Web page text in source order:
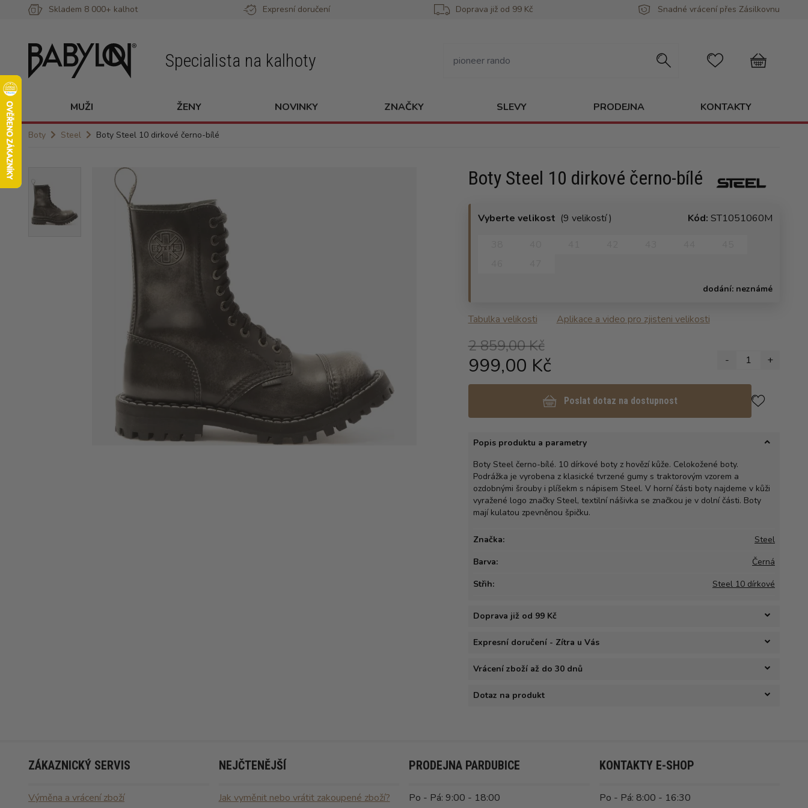
Skladem 8 000+ kalhot Expresní doručení Doprava již od 99 Kč Snadné vrácení přes Zásilkovnu
Specialista na kalhoty
MUŽI ŽENY NOVINKY ZNAČKY SLEVY PRODEJNA KONTAKTY
Boty Steel Boty Steel 10 dirkové černo-bílé
Boty Steel 10 dirkové černo-bílé
Vyberte velikost (9 velikostí ) Kód: ST1051060M
dodání: neznámé
Tabulka velikosti Aplikace a video pro zjisteni velikosti
2 859,00 Kč
999,00 Kč - 1 +
Poslat dotaz na dostupnost
Popis produktu a parametry
Boty Steel černo-bílé. 10 dírkové boty z hovězí kůže. Celokožené boty.
Podrážka je vyrobena z klasické tvrzené gumy s traktorovým vzorem a
ozdobnými šrouby i plíšekm s nápisem Steel. V horní části boty najdeme v kůži
vyražené logo značky Steel, textilní nášivka se značkou je v dolní části. Boty
mají kulatou zpevněnou špičku.
Značka:
Steel
Barva:
Černá
Střih:
Steel 10 dírkové
Doprava již od 99 Kč
Expresní doručení - Zítra u Vás
Vrácení zboží až do 30 dnů
Dotaz na produkt
ZÁKAZNICKÝ SERVIS
Výměna a vrácení zboží
NEJČTENĚJŠÍ
Jak vyměnit nebo vrátit zakoupené zboží?
PRODEJNA PARDUBICE
Po - Pá: 9:00 - 18:00
KONTAKTY E-SHOP
Po - Pá: 8:00 - 16:30